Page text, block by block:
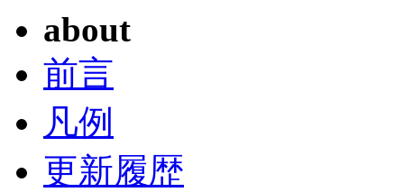
about
前言
凡例
更新履歴